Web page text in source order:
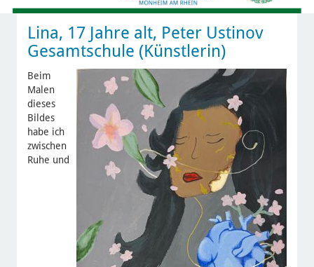
Lina, 17 Jahre alt, Peter Ustinov
Gesamtschule (Künstlerin)
Beim
Malen
dieses
Bildes
habe ich
zwischen
Ruhe und